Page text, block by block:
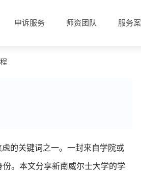
申诉服务 师资团队 服务
的关键词之一。一封来自学院或
份。本文分享新南威尔士大学的学